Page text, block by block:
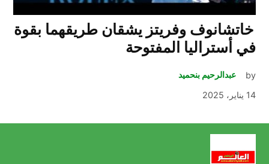
خاتشانوف وفريتز يشقان طريقهما بقوة
في أستراليا المفتوحة
by
عبدالرحيم بنحميد
14 يناير، 2025